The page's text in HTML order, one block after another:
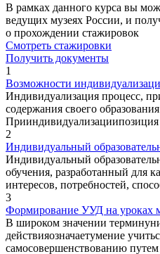
В рамках данного курса вы
ведущих музеях России, и
о прохождении стажировок
Смотреть стажировки
Получить документы
1
Возможности
Индивидуализация процесс,
содержания своего
Прииндивидуализациипозиция
2
Индивидуальный
Индивидуальный
обучения, разработанный для
интересов, потребностей,
3
Формирование УУД на уроках
В широком значении
действияозначаетумение
самосовершенствованию путем